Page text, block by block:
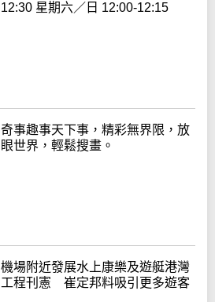
12:30 星期六／日 12:00-12:15
奇事趣事天下事，精彩無界限，放
眼世界，輕鬆搜畫。
機場附近發展水上康樂及遊艇港灣
工程刊憲 崔定邦料吸引更多遊客